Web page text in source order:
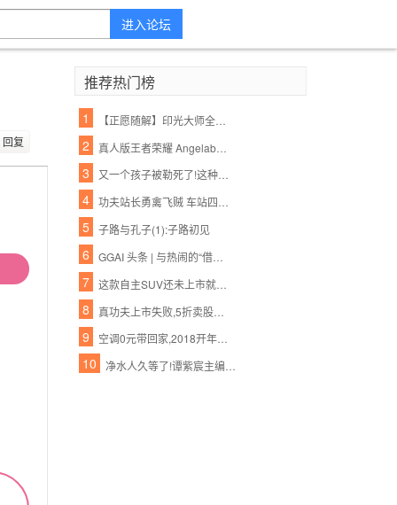
进入论坛
回复
推荐热门榜
1 【正愿随解】印光大师全集净土法要 ——净业行持篇.功夫境界(11、12)
2 真人版王者荣耀 Angelababy林志玲将穿它们去作战
3 又一个孩子被勒死了!这种衣服一年害死不少孩子,90%的父母都忽略了,千万别再给孩子穿了!
4
5 子路与孔子(1):子路初见
6 GGAI 头条 | 与热闹的“借壳上市“不同,360的人工智能战略一直都很低调,很强大
7 这款自主SUV还未上市就先火,御用奔驰设计师将自主品牌提升更高档次
8 真功夫上市失败,5折卖股无人接盘,一出婚变引发的商业惨剧
9 空调0元带回家,2018开年美滋滋
10